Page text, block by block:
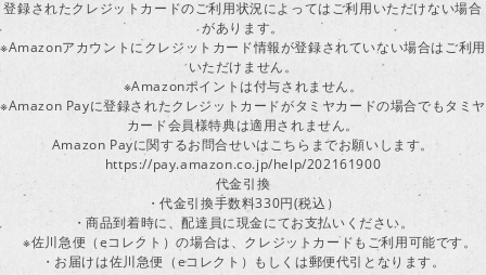
登録されたクレジットカードのご利用状況によってはご利用いただけない場合
があります。
※Amazonアカウントにクレジットカード情報が登録されていない場合はご利用
いただけません。
※Amazonポイントは付与されません。
※Amazon Payに登録されたクレジットカードがタミヤカードの場合でもタミヤ
カード会員様特典は適用されません。
Amazon Payに関するお問合せいはこちらまでお願いします。
https://pay.amazon.co.jp/help/202161900
代金引換
・代金引換手数料330円(税込）
・商品到着時に、配達員に現金にてお支払いください。
※佐川急便（eコレクト）の場合は、クレジットカードもご利用可能です。
・お届けは佐川急便（eコレクト）もしくは郵便代引となります。